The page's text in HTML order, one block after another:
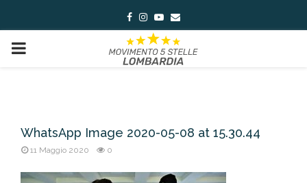
Facebook
Instagram
Youtube
Email
PRIMARY
WhatsApp Image 2020-05-08 at 15.30.44
11 Maggio 2020 0